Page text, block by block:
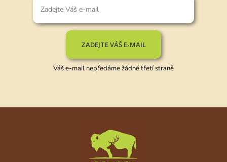
ZADEJTE VÁŠ E-MAIL
Váš e-mail nepředáme žádné třetí straně